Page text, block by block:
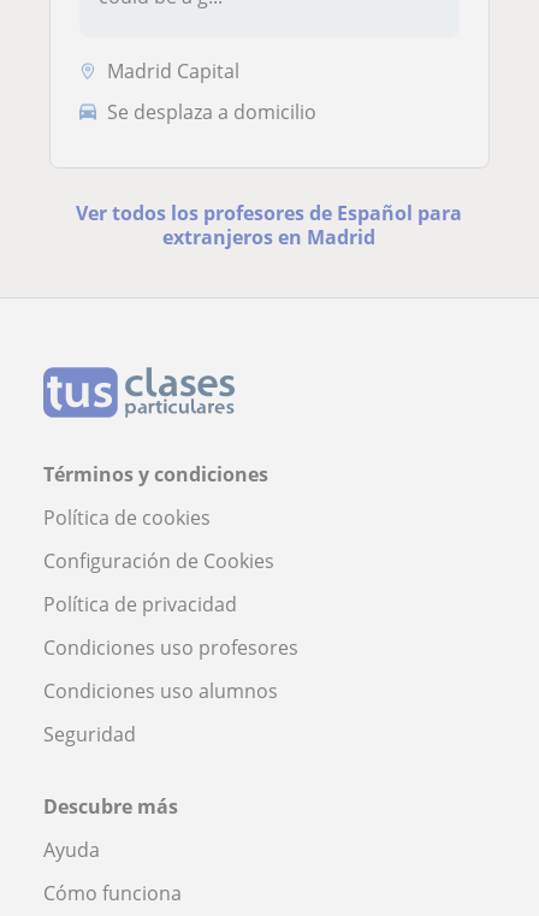
Madrid Capital
Se desplaza a domicilio
Ver todos los profesores de Español para
extranjeros en Madrid
Términos y condiciones
Política de cookies
Configuración de Cookies
Política de privacidad
Condiciones uso profesores
Condiciones uso alumnos
Seguridad
Descubre más
Ayuda
Cómo funciona